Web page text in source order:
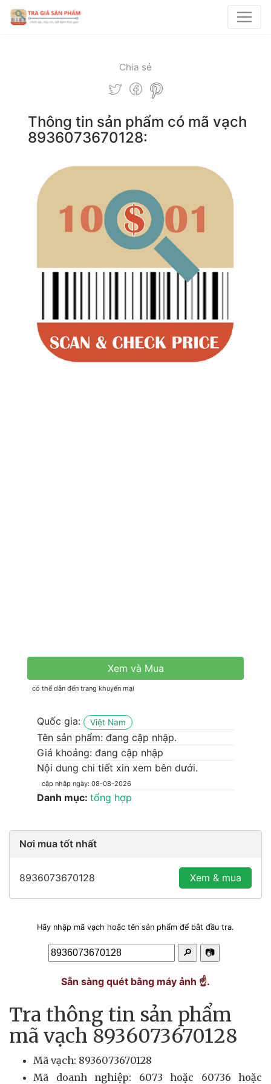
Chia sẻ
Thông tin sản phẩm có mã vạch
8936073670128:
Xem và Mua
có thể dẫn đến trang khuyến mại
Quốc gia: Việt Nam
Tên sản phẩm: đang cập nhập.
Giá khoảng: đang cập nhập
Nội dung chi tiết xin xem bên dưới.
cập nhập ngày: 08-08-2026
Danh mục: tổng hợp
Nơi mua tốt nhất
8936073670128 Xem & mua
Hãy nhập mã vạch hoặc tên sản phẩm để bắt đầu tra.
🔎 📷
Sẵn sàng quét bằng máy ảnh ☝️.
Tra thông tin sản phẩm
mã vạch 8936073670128
Mã vạch: 8936073670128
Mã doanh nghiệp: 6073 hoặc 60736 hoặc